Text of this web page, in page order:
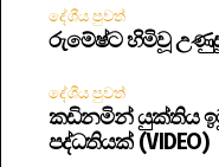
දේශීය පුවත්
රුමේෂ්ට හිමිවූ
දේශීය පුවත්
කඩිනමින් යුක්තිය
පද්ධතියක් (VIDEO)